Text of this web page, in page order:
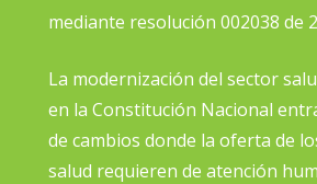
mediante resolución 002038 de
La modernización del sector
en la Constitución Nacional
de cambios donde la oferta de
salud requieren de atención